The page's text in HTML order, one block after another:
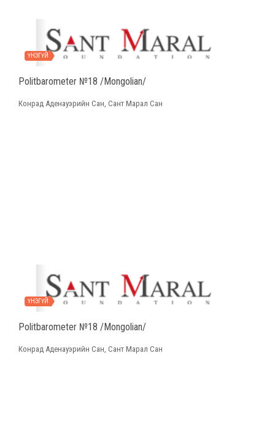
ҮНЭГҮЙ
Politbarometer №18 /Mongolian/
Конрад Аденауэрийн Сан, Сант Марал Сан
ҮНЭГҮЙ
Politbarometer №18 /Mongolian/
Конрад Аденауэрийн Сан, Сант Марал Сан